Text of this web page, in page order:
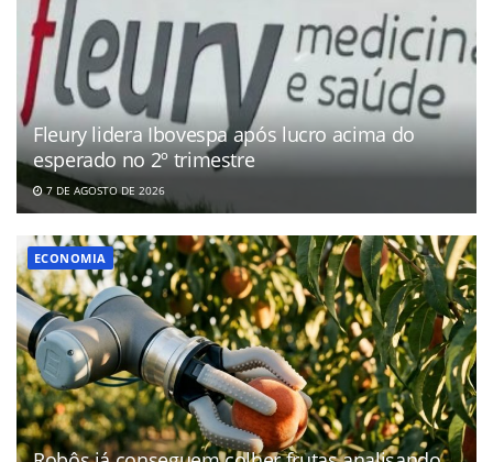
Fleury lidera Ibovespa após lucro acima do
esperado no 2º trimestre
7 DE AGOSTO DE 2026
ECONOMIA